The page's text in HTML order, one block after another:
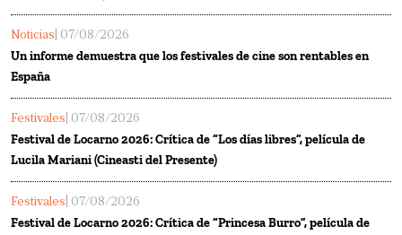
Noticias | 07/08/2026
Un informe demuestra que los festivales de cine son rentables en
España
Festivales | 07/08/2026
Festival de Locarno 2026: Crítica de “Los días libres”, película de
Lucila Mariani (Cineasti del Presente)
Festivales | 07/08/2026
Festival de Locarno 2026: Crítica de “Princesa Burro”, película de